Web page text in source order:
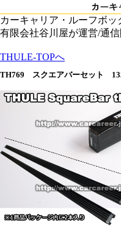
カーキャリア・ルーフボ
有限会社谷川屋が運営/通
THULE-TOPへ
TH769 スクエアバーセット